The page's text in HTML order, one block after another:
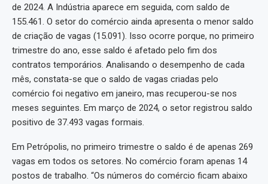
de 2024. A Indústria aparece em seguida, com saldo de
155.461. O setor do comércio ainda apresenta o menor saldo
de criação de vagas (15.091). Isso ocorre porque, no primeiro
trimestre do ano, esse saldo é afetado pelo fim dos
contratos temporários. Analisando o desempenho de cada
mês, constata-se que o saldo de vagas criadas pelo
comércio foi negativo em janeiro, mas recuperou-se nos
meses seguintes. Em março de 2024, o setor registrou saldo
positivo de 37.493 vagas formais.
Em Petrópolis, no primeiro trimestre o saldo é de apenas 269
vagas em todos os setores. No comércio foram apenas 14
postos de trabalho. “Os números do comércio ficam abaixo